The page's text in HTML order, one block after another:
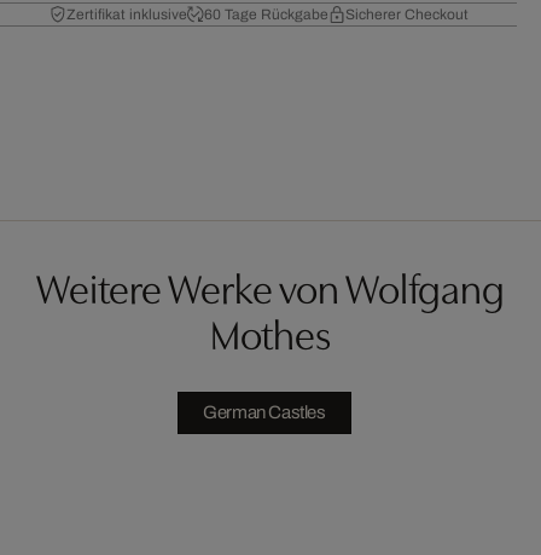
Zertifikat inklusive 60 Tage Rückgabe Sicherer Checkout
Weitere Werke von Wolfgang
Mothes
German Castles